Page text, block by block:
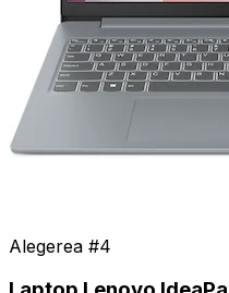
Alegerea #4